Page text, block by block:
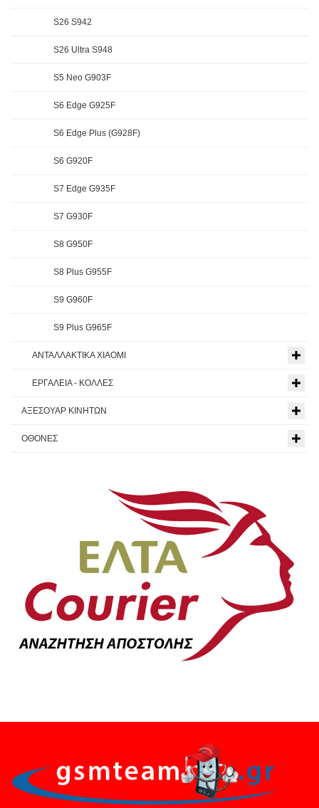
S26 S942
S26 Ultra S948
S5 Neo G903F
S6 Edge G925F
S6 Edge Plus (G928F)
S6 G920F
S7 Edge G935F
S7 G930F
S8 G950F
S8 Plus G955F
S9 G960F
S9 Plus G965F
ΑΝΤΑΛΛΑΚΤΙΚΑ XIAOMI
ΕΡΓΑΛΕΙΑ - ΚΟΛΛΕΣ
ΑΞΕΣΟΥΑΡ ΚΙΝΗΤΩΝ
ΟΘΟΝΕΣ